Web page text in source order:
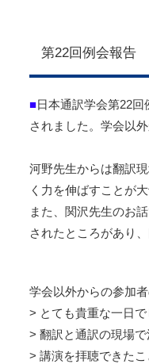
第22回例会報告
■日本通訳学会第22
されました。学会以
河野先生からは翻訳
く力を伸ばすことが
また、関沢先生のお
されたところがあり、
学会以外からの参加者
> とても貴重な一日で
> 翻訳と通訳の現場
> 講演を拝聴できたこ